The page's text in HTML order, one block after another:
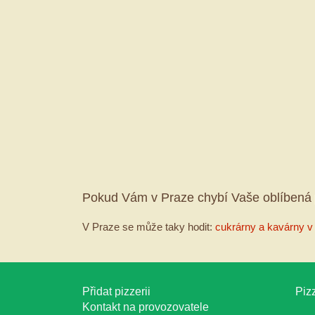
Pokud Vám v Praze chybí Vaše oblíbená
V Praze se může taky hodit: cukrárny a kavárny
Přidat pizzerii
Kontakt na provozovatele